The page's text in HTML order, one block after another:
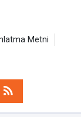
Metni